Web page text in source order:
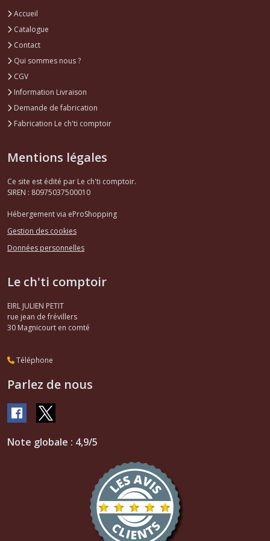
Accueil
Catalogue
Contact
Qui sommes nous ?
CGV
Information Livraison
Demande de fabrication
Fabrication Le ch'ti comptoir
Mentions légales
Ce site est édité par Le ch'ti comptoir.
SIREN : 80975037500010
Hébergement via eProShopping
Gestion des cookies
Données personnelles
Le ch'ti comptoir
EIRL JULIEN PETIT
rue jean de frévillers
30 Magnicourt en comté
Téléphone
Parlez de nous
Note globale : 4,9/5